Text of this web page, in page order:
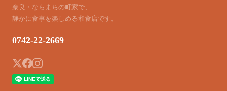
奈良・ならまちの町家で、
静かに食事を楽しめる和食店です。
0742-22-2669